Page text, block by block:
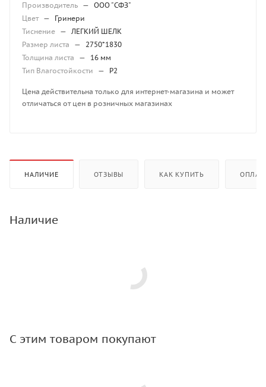
Производитель — ООО "СФЗ"
Цвет —
Гринери
Тиснение — ЛЕГКИЙ ШЕЛК
Размер листа
— 2750*1830
Толщина листа
—
16 мм
Тип Влагостойкости
— P2
Цена действительна только для интернет-магазина и может
отличаться от цен в розничных магазинах
НАЛИЧИЕ ОТЗЫВЫ КАК КУПИТЬ
Наличие
С этим товаром покупают